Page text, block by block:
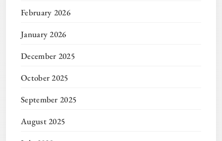
February 2026
January 2026
December 2025
October 2025
September 2025
August 2025